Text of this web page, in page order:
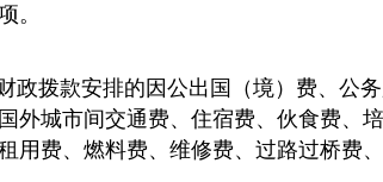
。
政拨款安排的因公出国（境）费、公
外城市间交通费、住宿费、伙食费、
用费、燃料费、维修费、过路过桥费